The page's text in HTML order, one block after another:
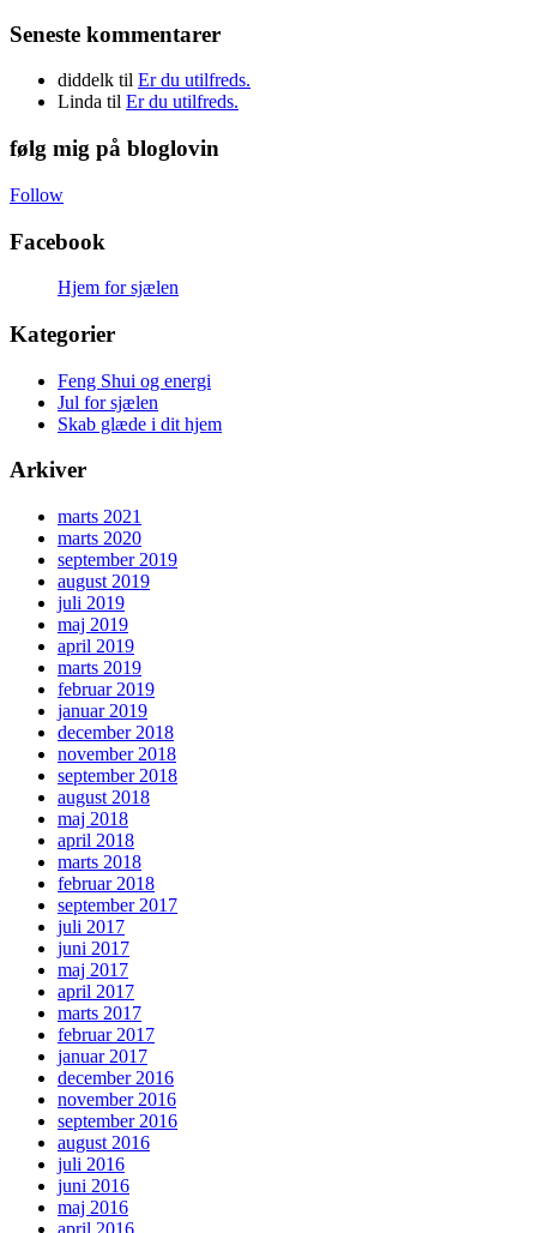
Seneste kommentarer
diddelk til Er du utilfreds.
Linda til Er du utilfreds.
følg mig på bloglovin
Follow
Facebook
Hjem for sjælen
Kategorier
Feng Shui og energi
Jul for sjælen
Skab glæde i dit hjem
Arkiver
marts 2021
marts 2020
september 2019
august 2019
juli 2019
maj 2019
april 2019
marts 2019
februar 2019
januar 2019
december 2018
november 2018
september 2018
august 2018
maj 2018
april 2018
marts 2018
februar 2018
september 2017
juli 2017
juni 2017
maj 2017
april 2017
marts 2017
februar 2017
januar 2017
december 2016
november 2016
september 2016
august 2016
juli 2016
juni 2016
maj 2016